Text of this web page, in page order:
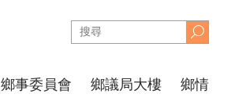
鄉事委員會 鄉議局大樓 鄉情